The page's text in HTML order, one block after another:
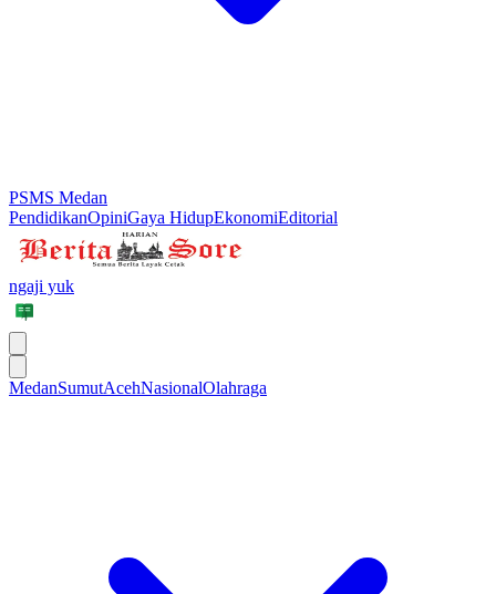
PSMS Medan
PendidikanOpiniGaya HidupEkonomiEditorial
ngaji yuk
MedanSumutAcehNasionalOlahraga